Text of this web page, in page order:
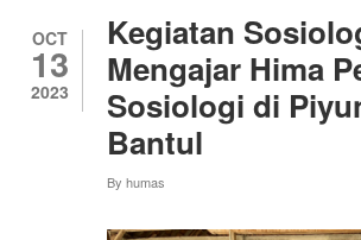
APLIKASI
BANK
SAMPAH
BAGI
WARGA
OCT
13
2023
Kegiatan
Mengajar Hima
Sosiologi di
Bantul
By humas